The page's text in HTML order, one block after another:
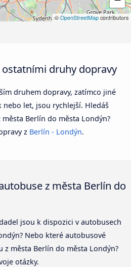
©OpenStreetMap contributors
druhy dopravy
druhem dopravy, zatímco jiné
let, jsou rychlejší. Hledáš
Berlín do města Londýn?
z Berlín - Londýn.
z města Berlín do
jsou k dispozici v autobusech
Nebo které autobusové
města Berlín do města Londýn?
otázky.